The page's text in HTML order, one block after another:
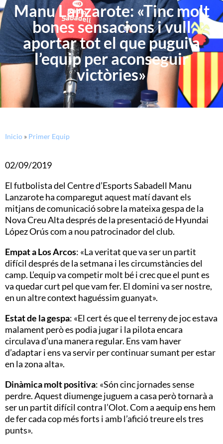
Manu Lanzarote: «Tinc molt
bones sensacions i vull
aportar tot el que pugui a
l’equip per aconseguir
victòries»
Inicio » Primer Equip
02/09/2019
El futbolista del Centre d’Esports Sabadell Manu
Lanzarote ha comparegut aquest matí davant els
mitjans de comunicació sobre la mateixa gespa de la
Nova Creu Alta després de la presentació de Hyundai
López Orús com a nou patrocinador del club.
Empat a Los Arcos: «La veritat que va ser un partit
difícil després de la setmana i les circumstàncies del
camp. L’equip va competir molt bé i crec que el punt es
va quedar curt pel que vam fer. El domini va ser nostre,
en un altre context haguéssim guanyat».
Estat de la gespa: «El cert és que el terreny de joc estava
malament però es podia jugar i la pilota encara
circulava d’una manera regular. Ens vam haver
d’adaptar i ens va servir per continuar sumant per estar
en la zona alta».
Dinàmica molt positiva: «Són cinc jornades sense
perdre. Aquest diumenge juguem a casa però tornarà a
ser un partit difícil contra l’Olot. Com a aequip ens hem
de fer cada cop més forts i amb l’afició treure els tres
punts».